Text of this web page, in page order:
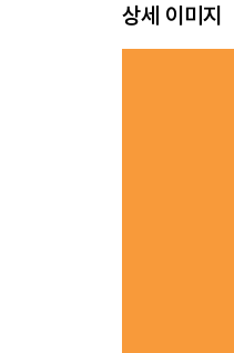
28 그릴데미그
상세 이미지